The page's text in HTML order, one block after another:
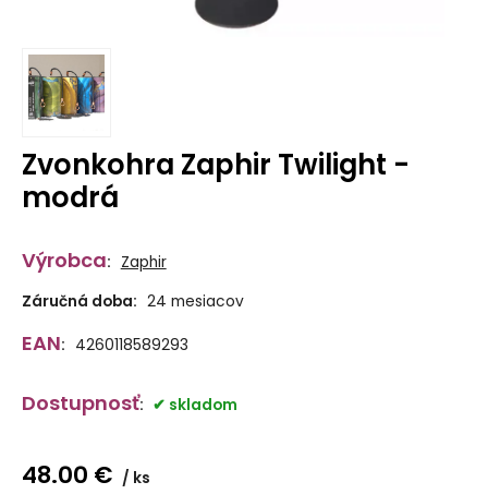
Zvonkohra Zaphir Twilight -
modrá
Výrobca: Zaphir
Záručná doba: 24 mesiacov
EAN: 4260118589293
Dostupnosť: skladom
48.00 € ks